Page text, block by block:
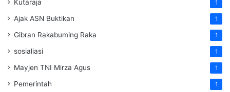
Kutaraja 1
Ajak ASN Buktikan 1
Gibran Rakabuming Raka 1
sosialiasi 1
Mayjen TNI Mirza Agus 1
Pemerintah 1